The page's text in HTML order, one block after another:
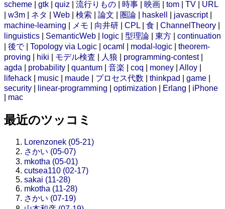
scheme
gtk quiz 流行りもの 時事 映画 tom TV
URL
w3m ネタ Web 検索 論文 圏論 haskell javascript|
machine-learning
メモ 向井研 CPL 食 ChannelTheory
linguistics
SemanticWeb logic 型理論 東方
continuation
後で| Topology via Logic ocaml modal-logic
theorem-
proving
hiki モデル検査 人狼 programming-contest|
agda
probability quantum 音楽 coq money Alloy
lifehack
music maude プロセス代数 thinkpad game
security
linear-programming optimization Erlang
iPhone
mac
最近のツッコミ
Lorenzonek (05-21)
さかい (05-07)
mkotha (05-01)
cutsea110 (02-17)
sakai (11-28)
mkotha (11-28)
さかい (07-19)